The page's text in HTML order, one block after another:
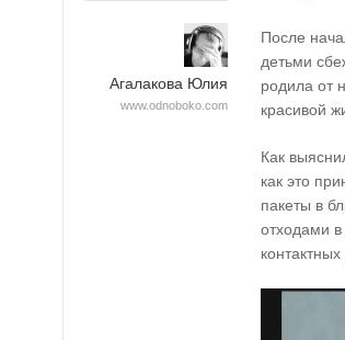
Агалакова Юлия
www.odnoboko.com
После
детьми
родила от
красивой
Как
как это
пакеты в
отходами